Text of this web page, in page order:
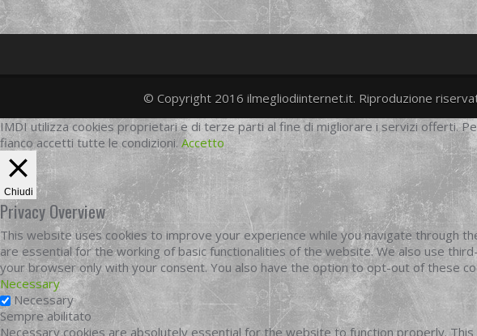
twitter
© Copyright 2016 ilmegliodiinternet.it. Riproduzione
IMDI utilizza cookies proprietari e di terze parti al fine di migliorare i servizi offerti.
fianco accetti tutte le condizioni. Accetto
Chiudi
Privacy Overview
This website uses cookies to improve your experience while you navigate through
are essential for the working of basic functionalities of the website. We also use
your browser only with your consent. You also have the option to opt-out of these
Necessary
Necessary
Sempre abilitato
Necessary cookies are absolutely essential for the website to function properly.